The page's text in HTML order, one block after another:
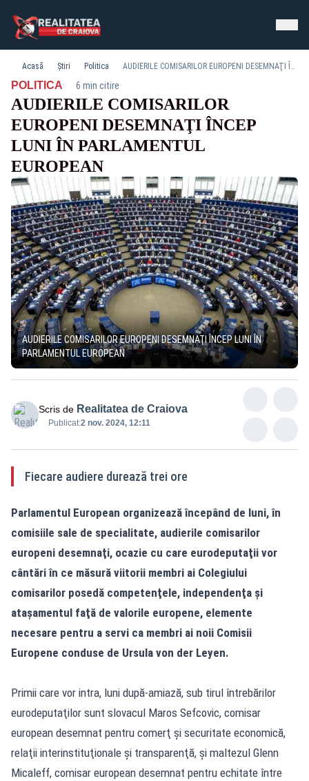
Acasă Știri Politica AUDIERILE COMISARILOR EUROPENI DESEMNAŢI ÎNCEP LUNI ÎN PARLAMENTUL EUROPEAN
POLITICA· 6 min citire
AUDIERILE COMISARILOR
EUROPENI DESEMNAŢI ÎNCEP
LUNI ÎN PARLAMENTUL
EUROPEAN
AUDIERILE COMISARILOR EUROPENI DESEMNAŢI ÎNCEP LUNI ÎN
PARLAMENTUL EUROPEAN
Scris de Realitatea de Craiova
Publicat:2 nov. 2024, 12:11
Fiecare audiere durează trei ore
Parlamentul European organizează începând de luni, în
comisiile sale de specialitate, audierile comisarilor
europeni desemnaţi, ocazie cu care eurodeputaţii vor
cântări în ce măsură viitorii membri ai Colegiului
comisarilor posedă competenţele, independenţa şi
ataşamentul faţă de valorile europene, elemente
necesare pentru a servi ca membri ai noii Comisii
Europene conduse de Ursula von der Leyen.
Primii care vor intra, luni după-amiază, sub tirul întrebărilor
eurodeputaţilor sunt slovacul Maros Sefcovic, comisar
european desemnat pentru comerţ şi securitate economică,
relaţii interinstituţionale şi transparenţă, şi maltezul Glenn
Micaleff, comisar european desemnat pentru echitate între